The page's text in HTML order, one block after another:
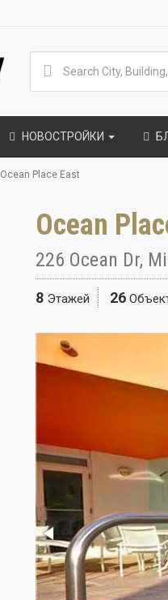
НОВОСТРОЙКИ
Ocean Place East
Ocean
226 Ocean Dr,
8 Этажей 26